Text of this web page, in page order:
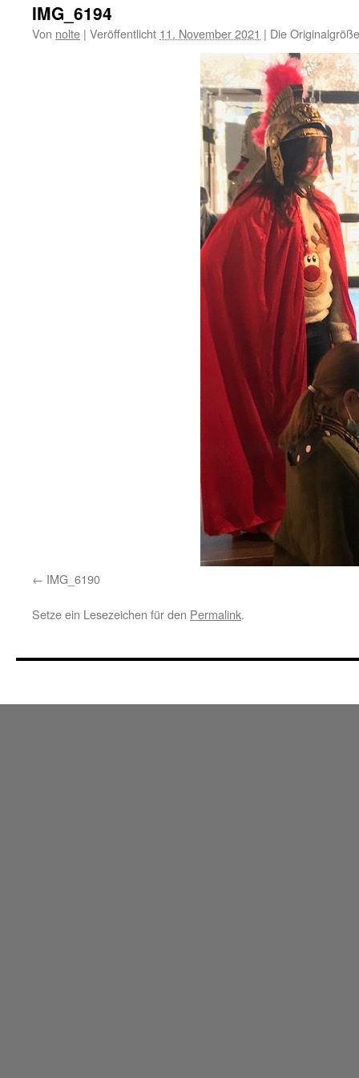
IMG_6194
Von nolte | Veröffentlicht 11. November 2021 | Die
IMG_6190
Setze ein Lesezeichen für den Permalink.